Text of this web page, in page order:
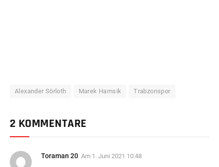
Alexander Sörloth Marek Hamsik Trabzonspor
2 KOMMENTARE
Toraman 20 Am 1. Juni 2021 10:48